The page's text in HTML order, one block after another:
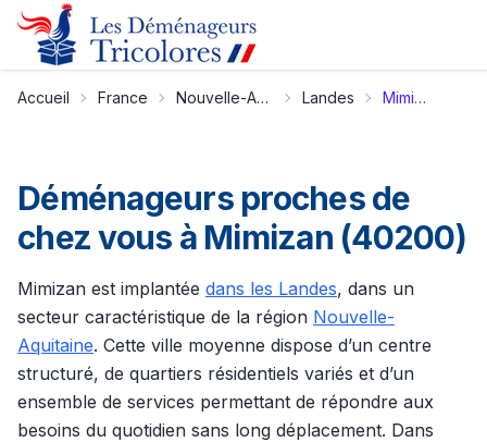
Accueil France Nouvelle-Aquitaine Landes Mimizan
Déménageurs proches de
chez vous à Mimizan (40200)
Mimizan est implantée dans les Landes, dans un
secteur caractéristique de la région Nouvelle-
Aquitaine. Cette ville moyenne dispose d’un centre
structuré, de quartiers résidentiels variés et d’un
ensemble de services permettant de répondre aux
besoins du quotidien sans long déplacement. Dans